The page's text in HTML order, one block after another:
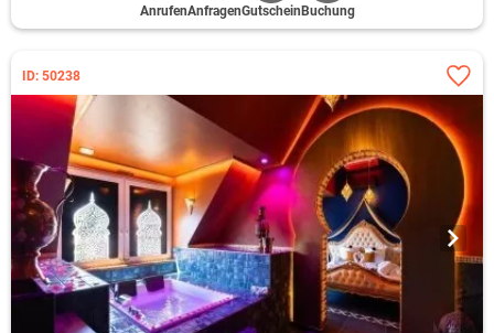
AnrufenAnfragenGutschein Buchung
ID: 50238